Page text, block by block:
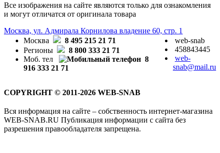
Все изображения на сайте являются только для ознакомления
и могут отличатся от оригинала товара
Москва, ул. Адмирала Корнилова владение 60, стр. 1
Москва
8 495 215 21 71
Регионы
8 800 333 21 71
Моб. тел
8
916 333 21 71
web-snab
458843445
web-
snab@mail.ru
COPYRIGHT © 2011-2026 WEB-SNAB
Вся информация на сайте – собственность интернет-магазина
WEB-SNAB.RU Публикация информации с сайта без
разрешения правообладателя запрещена.